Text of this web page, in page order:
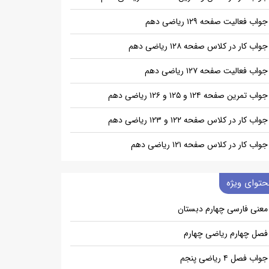
جواب فعالیت صفحه ۱۲۹ ریاضی دهم
جواب کار در کلاس صفحه ۱۲۸ ریاضی دهم
جواب فعالیت صفحه ۱۲۷ ریاضی دهم
جواب تمرین صفحه ۱۲۴ و ۱۲۵ و ۱۲۶ ریاضی دهم
جواب کار در کلاس صفحه ۱۲۲ و ۱۲۳ ریاضی دهم
جواب کار در کلاس صفحه ۱۲۱ ریاضی دهم
ویژه
معنی فارسی چهارم دبستان
فصل چهارم ریاضی چهارم
جواب فصل ۴ ریاضی پنجم